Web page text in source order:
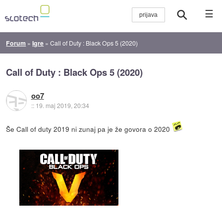
☰
Forum »Igre »Call of Duty : Black Ops 5 (2020)
Call of Duty : Black Ops 5 (2020)
oo7
:: 19. maj 2019, 20:34
Še Call of duty 2019 ni zunaj pa je že govora o 2020